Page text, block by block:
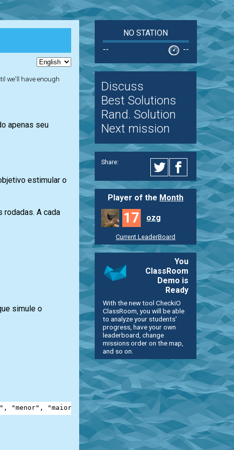
we'll have enough
apenas seu
estimular o
rodadas. A cada
simule o
, "menor" , "maior" , "menor", "menor" , "correto"
NO STATION
--
--
Discuss
Best Solutions
Rand. Solution
Next mission
Share:
Player of the Month
17 ozg
Current LeaderBoard
You
ClassRoom
Demo is
Ready
With the new tool CheckiO
ClassRoom, you will be able
to analyze your students'
progress, have your own
leaderboard, change
missions order on the map,
and so on.